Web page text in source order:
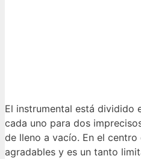
El instrumental está dividido
cada uno para dos
de lleno a vacío. En el
agradables y es un tanto